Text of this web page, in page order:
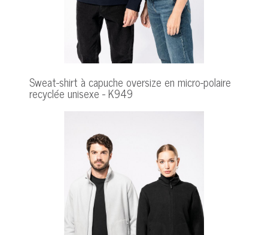
Sweat-shirt à capuche oversize en micro-polaire
recyclée unisexe - K949